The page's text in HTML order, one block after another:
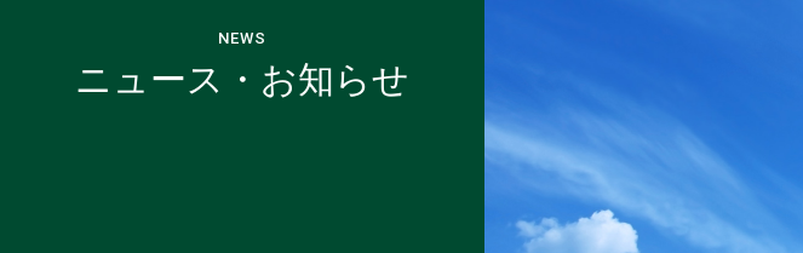
NEWS
ニュース・お知らせ